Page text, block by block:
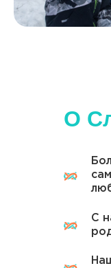
О
С